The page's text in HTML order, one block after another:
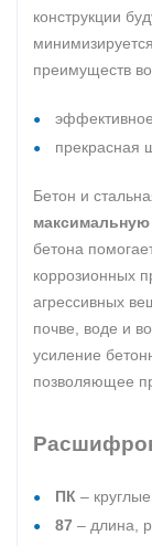
конструкции
преимуществ
прекрасная
Бетон и
максимальную
бетона
коррозионных
агрессивных
почве, воде и
усиление
позволяющее
ПК –
87 – длина,